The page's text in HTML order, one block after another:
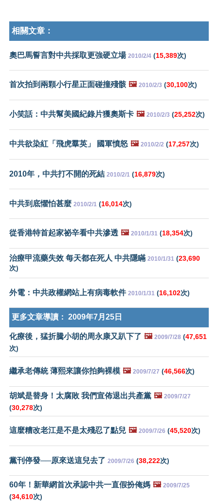
相關文章：
奧巴馬誓言對中共採取更強硬立場 2010/2/4 (15,389次)
首次拍到兩顆小行星正面碰撞殘骸 🖼️ 2010/2/3 (30,100次)
小笑話：中共幫美國紀錄片獲奧斯卡 🖼️ 2010/2/3 (25,252次)
中共欲染紅「飛虎羣英」 國軍憤怒 🖼️ 2010/2/2 (17,257次)
2010年，中共打不開的死結 2010/2/1 (16,879次)
中共到底懼怕甚麼 2010/2/1 (16,014次)
從香港特首起家祕辛看中共滲透 🖼️ 2010/1/31 (18,354次)
治療甲流藥失效 每天都在死人 中共隱瞞 2010/1/31 (23,690
次)
外電：中共政權網站上有病毒軟件 2010/1/31 (16,102次)
更多文章導讀： 2009年7月25日
化療後，猛折騰小胡的周永康又趴下了 🖼️ 2009/7/28 (47,651
次)
繼承老傳統 薄熙來讓你拍夠裸模 🖼️ 2009/7/27 (46,566次)
胡斌是替身！太腐敗 我們宣佈退出共產黨 🖼️ 2009/7/27
(30,278次)
這麼糟改老江是不是太殘忍了點兒 🖼️ 2009/7/26 (45,520次)
黨刊停發──原來送這兒去了 2009/7/26 (38,222次)
60年！新華網首次承認中共一直假扮俺媽 🖼️ 2009/7/25
(34,610次)